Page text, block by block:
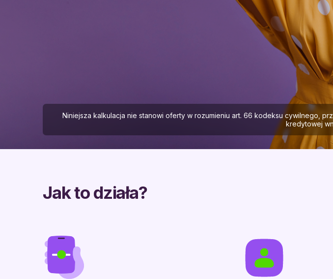
Niniejsza kalkulacja nie stanowi oferty w rozumieniu art. 66 kodeksu cywilnego,
kredytowej
Jak to działa?